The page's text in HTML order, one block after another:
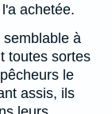
achetée.
à
toutes sortes
le
assis, ils